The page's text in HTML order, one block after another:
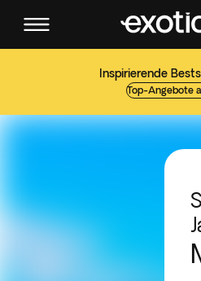
Inspirierende
Top-Angebote